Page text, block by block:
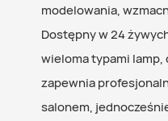
modelowania,
Dostępny w 24
wieloma typami
zapewnia
salonem,